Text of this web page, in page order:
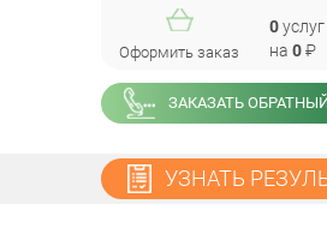
Оформить заказ
0услуг
на 0₽
ЗАКАЗАТЬ
УЗНАТЬ